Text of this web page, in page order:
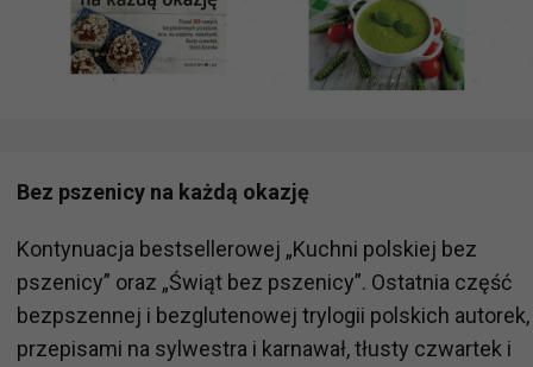
Bez pszenicy na każdą okazję
Kontynuacja bestsellerowej „Kuchni polskiej bez
pszenicy” oraz „Świąt bez pszenicy”. Ostatnia część
bezpszennej i bezglutenowej trylogii polskich
przepisami na sylwestra i karnawał, tłusty czwartek i